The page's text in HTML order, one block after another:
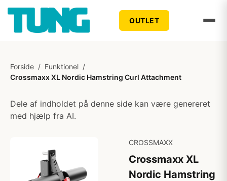
OUTLET
Forside / Funktionel /
Crossmaxx XL Nordic Hamstring Curl Attachment
Dele af indholdet på denne side kan være genereret
med hjælp fra AI.
CROSSMAXX
Crossmaxx XL
Nordic Hamstring